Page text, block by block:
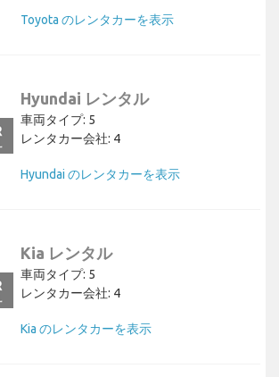
Toyota のレンタカーを表示
Hyundai レンタル
車両タイプ: 5
レンタカー会社: 4
Hyundai のレンタカーを表示
Kia レンタル
車両タイプ: 5
レンタカー会社: 4
Kia のレンタカーを表示